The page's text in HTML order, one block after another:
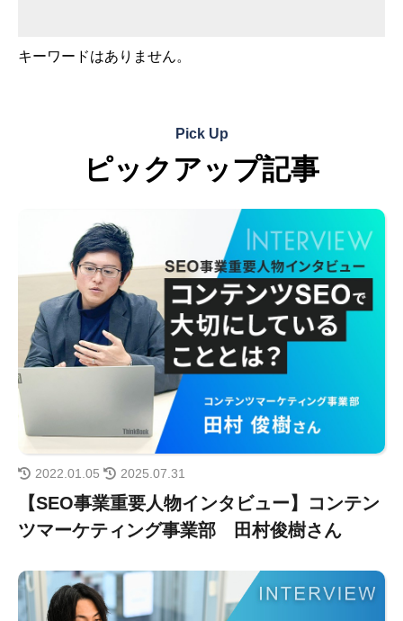
キーワードはありません。
Pick Up
ピックアップ記事
2022.01.05 2025.07.31
【SEO事業重要人物インタビュー】コンテン
ツマーケティング事業部 田村俊樹さん